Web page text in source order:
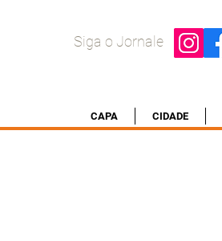
Siga o Jornale
CAPA CIDADE